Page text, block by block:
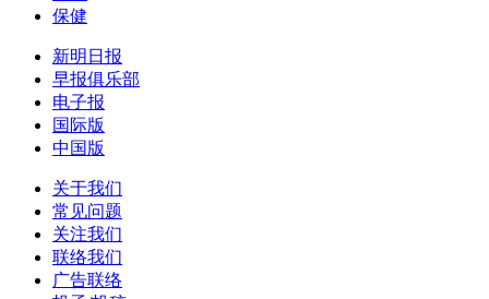
保健
新明日报
早报俱乐部
电子报
国际版
中国版
关于我们
常见问题
关注我们
联络我们
广告联络